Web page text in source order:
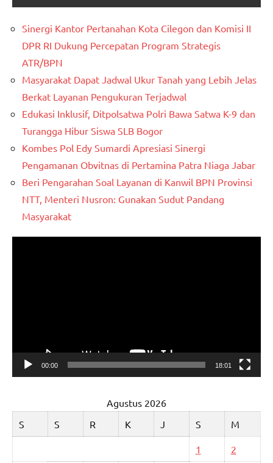
Sinergi Kantor Pertanahan Kota Cilegon dan Komisi II
DPR RI Dukung Percepatan Program Strategis
ATR/BPN
Masyarakat Dapat Jadwal Ukur Tanah yang Lebih Jelas
Berkat Layanan Pengukuran Terjadwal
Edukasi Inklusif, Ditpolsatwa Polri Bawa Satwa K-9 dan
Turangga Hibur Siswa SLB Bogor
Kombes Pol Edy Sumardi Apresiasi Sinergi
Pengamanan Obvitnas di Pertamina Patra Niaga Jabar
Beri Pengarahan Soal Layanan di Kanwil BPN Provinsi
NTT, Menteri Nusron: Gunakan Sudut Pandang
Masyarakat
00:00 18:01
Agustus 2026
S
S R K J S M
1 2